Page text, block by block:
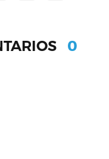
0